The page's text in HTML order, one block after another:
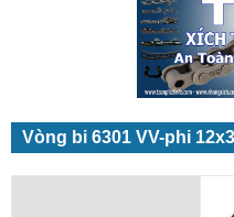
Vòng bi 6301 VV-phi